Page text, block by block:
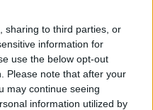
sharing to third parties, or
information for
use the below opt-out
Please note that after your
may continue seeing
information utilized by
sulla difesa
è lavorare per
senza guardare
squadra giovane